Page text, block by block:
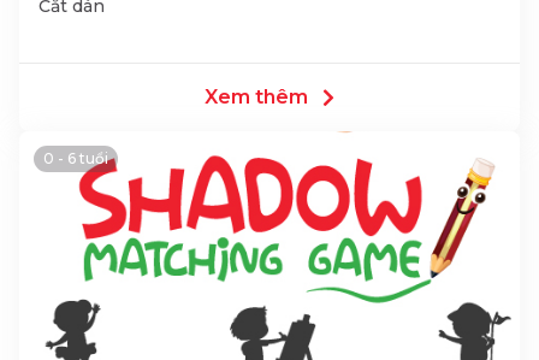
Cắt dán
Xem thêm
0 - 6 tuổi